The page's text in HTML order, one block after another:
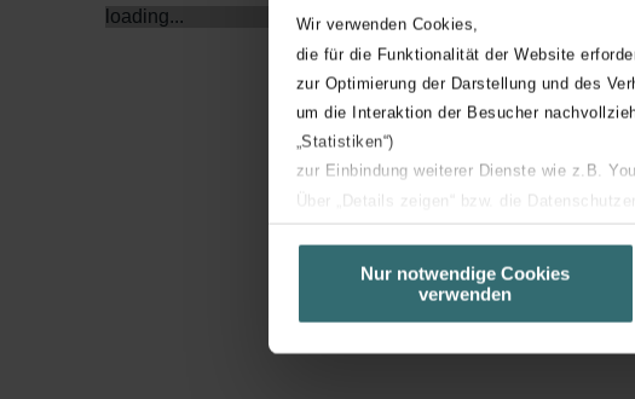
Wir verwenden Cookies,
die für die Funktionalität der Website
zur Optimierung der Darstellung und des
um die Interaktion der Besucher
„Statistiken“)
zur Einbindung weiterer Dienste wie z.B.
Über „Details zeigen“ bzw. die
unserer Website verwenden, um Ihnen die
basierend auf Ihren Interessen zur
Datenschutzerklärung widerrufen.
Nur notwendige Cookies
verwenden
loading...